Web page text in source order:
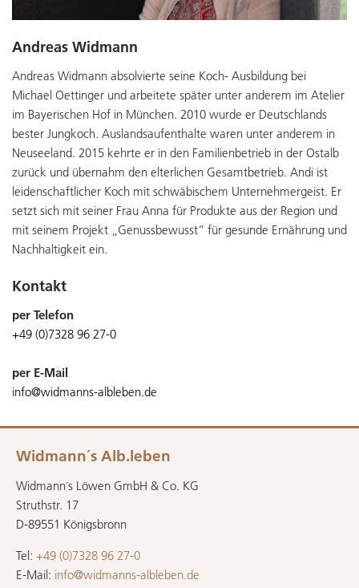
Andreas Widmann
Andreas Widmann absolvierte seine Koch- Ausbildung bei
Michael Oettinger und arbeitete später unter anderem im Atelier
im Bayerischen Hof in München. 2010 wurde er Deutschlands
bester Jungkoch. Auslandsaufenthalte waren unter anderem in
Neuseeland. 2015 kehrte er in den Familienbetrieb in der Ostalb
zurück und übernahm den elterlichen Gesamtbetrieb. Andi ist
leidenschaftlicher Koch mit schwäbischem Unternehmergeist. Er
setzt sich mit seiner Frau Anna für Produkte aus der Region und
mit seinem Projekt „Genussbewusst“ für gesunde Ernährung und
Nachhaltigkeit ein.
Kontakt
per Telefon
+49 (0)7328 96 27-0
per E-Mail
info@widmanns-albleben.de
Widmann´s Alb.leben
Widmann´s Löwen GmbH & Co. KG
Struthstr. 17
D-89551 Königsbronn
Tel: +49 (0)7328 96 27-0
E-Mail: info@widmanns-albleben.de